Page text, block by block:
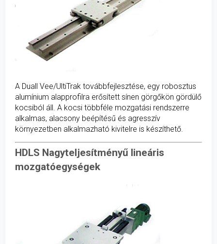
A Duall Vee/UltiTrak továbbfejlesztése, egy robosztus
alumínium alapprofilra erősített sínen görgőkön gördülő
kocsiból áll. A kocsi többféle mozgatási rendszerre
alkalmas, alacsony beépítésű és agresszív
környezetben alkalmazható kivitelre is készíthető.
HDLS Nagyteljesítményű lineáris
mozgatóegységek